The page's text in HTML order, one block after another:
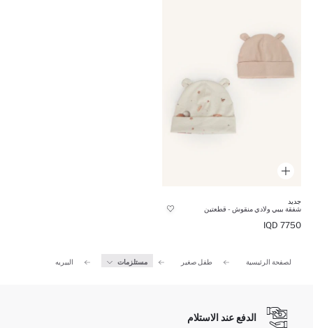
جديد
شفقة بيبي ولادي منقوش - قطعتين
7750 IQD
الصفحة الرئيسية طفل صغير مستلزمات البيريه
الدفع عند الاستلام